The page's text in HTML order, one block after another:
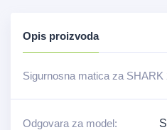
Opis proizvoda
Sigurnosna matica za SHARK
Odgovara za model: